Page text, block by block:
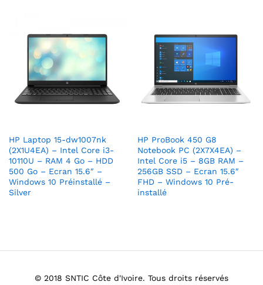
HP Laptop 15-dw1007nk
(2X1U4EA) – Intel Core i3-
10110U – RAM 4 Go – HDD
500 Go – Ecran 15.6″ –
Windows 10 Préinstallé –
Silver
HP ProBook 450 G8
Notebook PC (2X7X4EA) –
Intel Core i5 – 8GB RAM –
256GB SSD – Ecran 15.6″
FHD – Windows 10 Pré-
installé
© 2018 SNTIC Côte d'Ivoire. Tous droits réservés